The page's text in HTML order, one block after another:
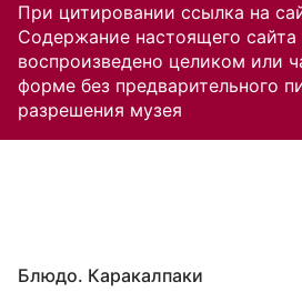
При цитировании ссылка на
Содержание настоящего
воспроизведено целиком или
форме без предварительного
разрешения музея
Блюдо. Каракалпаки